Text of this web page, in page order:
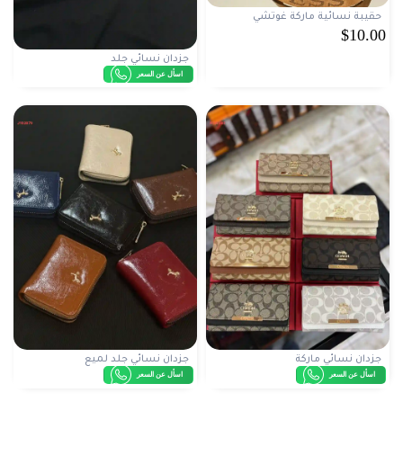
حقيبة نسائية ماركة غوتشي
$10.00
جزدان نسائي جلد
اسأل عن السعر
جزدان نسائي ماركة
اسأل عن السعر
جزدان نسائي جلد لميع
اسأل عن السعر